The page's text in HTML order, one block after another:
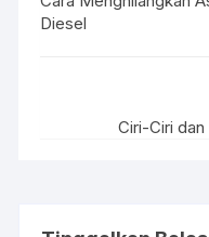
Diesel
Ciri-Ciri